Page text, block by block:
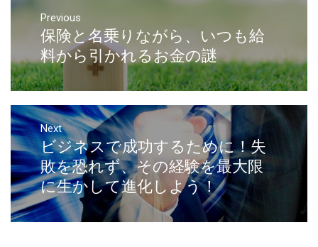
Previous
保険と名乗りながら、いつも給
料から引かれるお金の謎
Next
ビジネスで成功するために！失
敗を恐れず、その経験を最大限
に生かして進化しよう！